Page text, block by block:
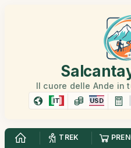
Il cuore delle Ande in
IT USD
TREK